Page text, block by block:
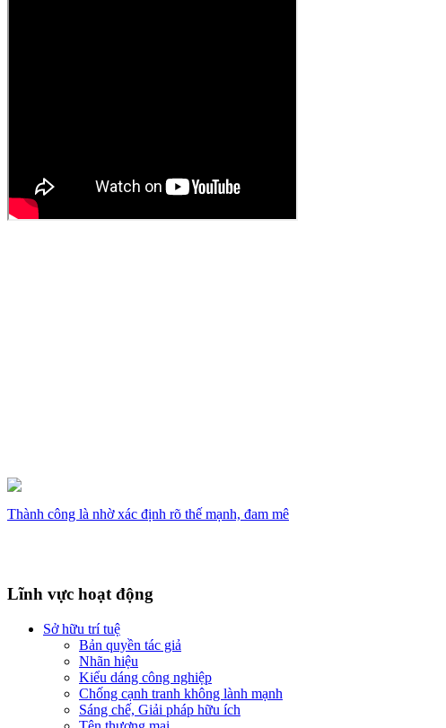
Thành công là nhờ xác định rõ thế mạnh, đam mê
Lĩnh vực hoạt động
Sở hữu trí tuệ
Bản quyền tác giả
Nhãn hiệu
Kiểu dáng công nghiệp
Chống cạnh tranh không lành mạnh
Sáng chế, Giải pháp hữu ích